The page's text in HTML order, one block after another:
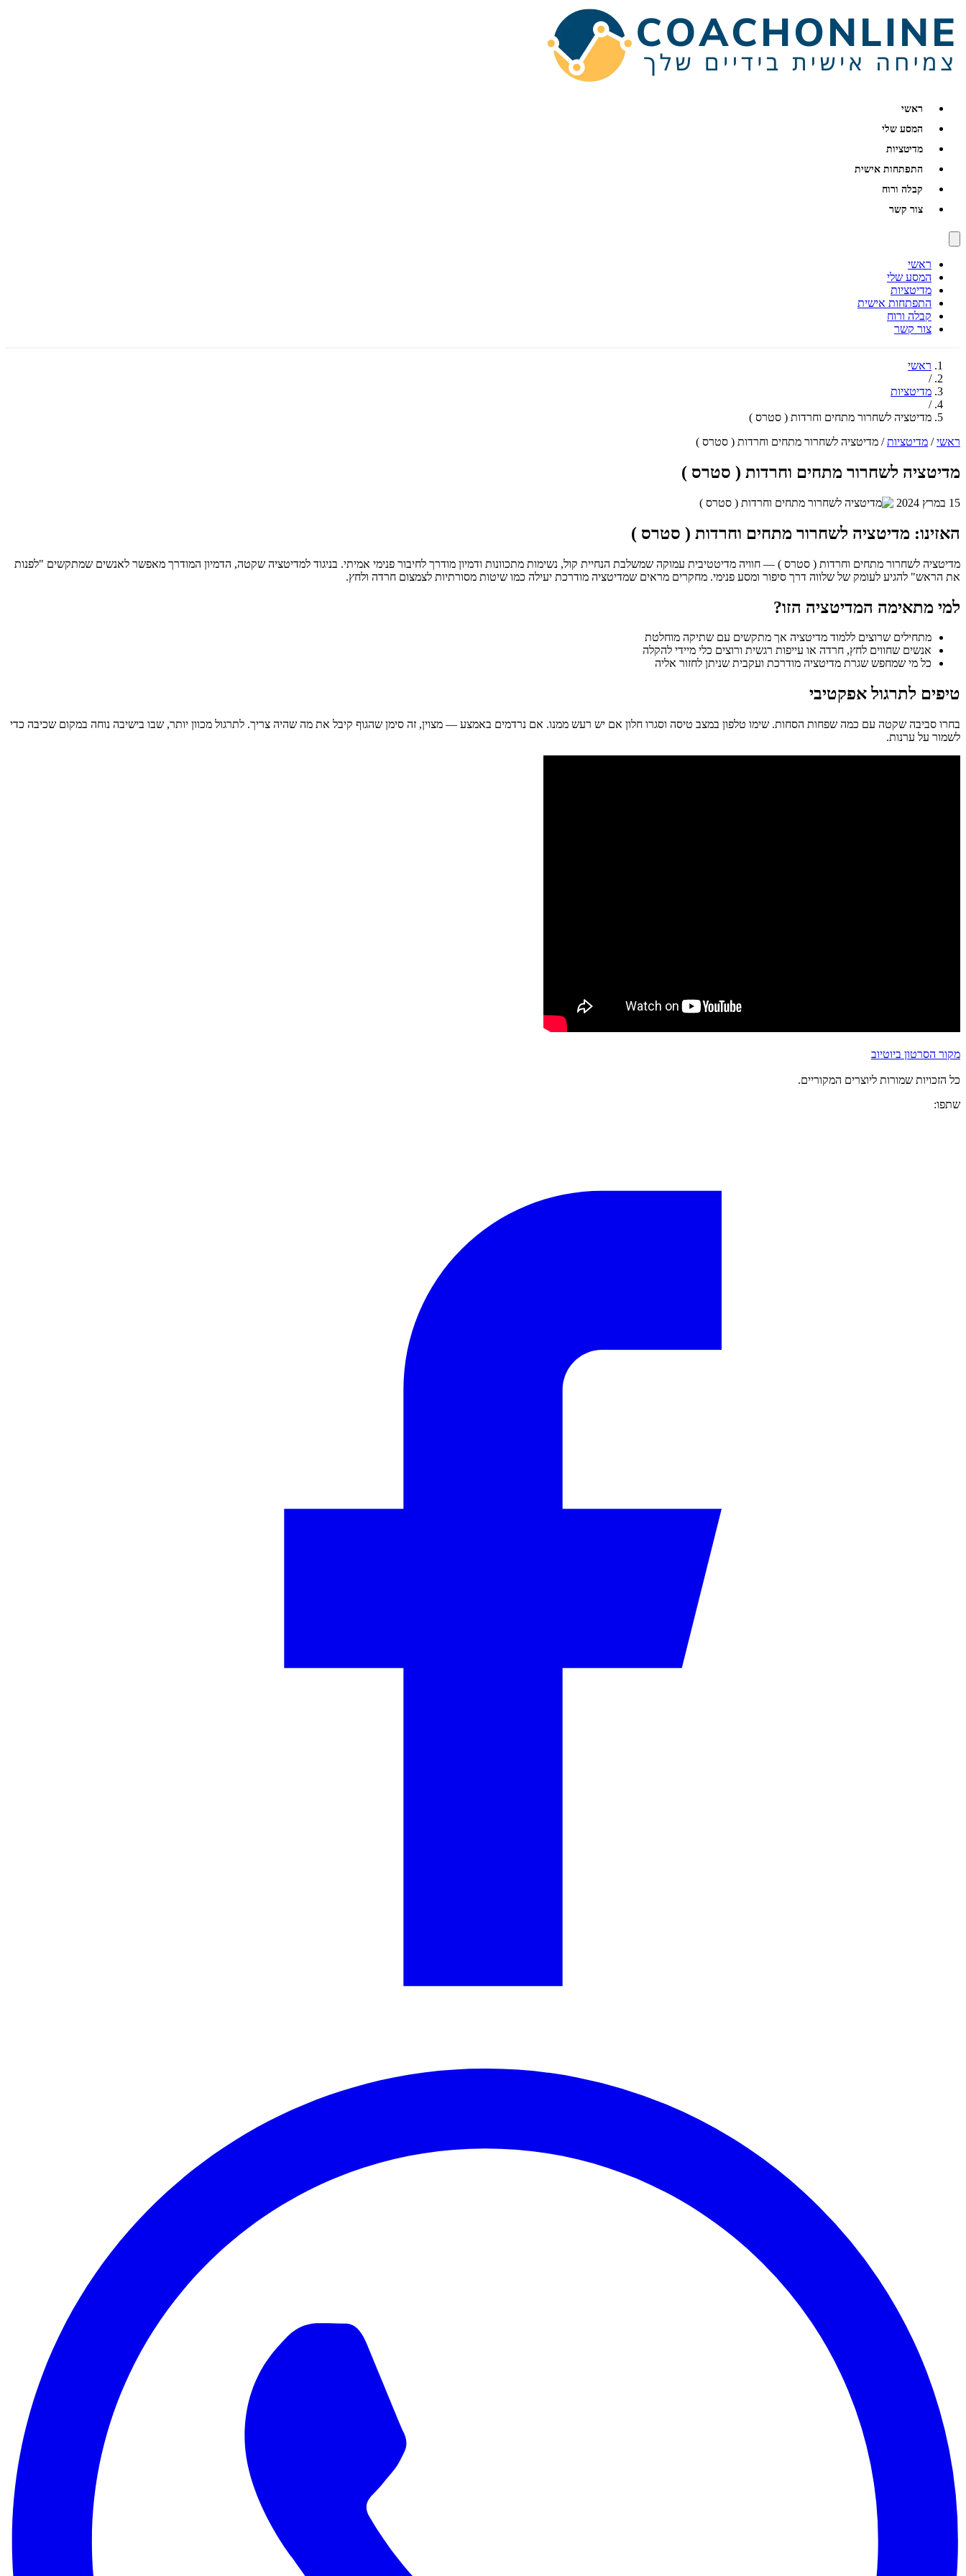
ראשי
המסע שלי
מדיטציות
התפתחות אישית
קבלה ורוח
צור קשר
ראשי
המסע שלי
מדיטציות
התפתחות אישית
קבלה ורוח
צור קשר
ראשי
/
מדיטציות
/
מדיטציה לשחרור מתחים וחרדות ( סטרס )
ראשי / מדיטציות / מדיטציה לשחרור מתחים וחרדות ( סטרס )
מדיטציה לשחרור מתחים וחרדות ( סטרס )
15 במרץ 2024
האזינו: מדיטציה לשחרור מתחים וחרדות ( סטרס )
מדיטציה לשחרור מתחים וחרדות ( סטרס ) — חוויה מדיטטיבית עמוקה שמשלבת הנחיית קול, נשימות מתכוונות ודמיון מודרך לחיבור פנימי אמיתי. בניגוד למדיטציה שקטה, הדמיון המודרך מאפשר לאנשים שמתקשים "לפנות
את הראש" להגיע לעומק של שלווה דרך סיפור ומסע פנימי. מחקרים מראים שמדיטציה מודרכת יעילה כמו שיטות מסורתיות לצמצום חרדה ולחץ.
למי מתאימה המדיטציה הזו?
מתחילים שרוצים ללמוד מדיטציה אך מתקשים עם שתיקה מוחלטת
אנשים שחווים לחץ, חרדה או עייפות רגשית ורוצים כלי מיידי להקלה
כל מי שמחפש שגרת מדיטציה מודרכת ועקבית שניתן לחזור אליה
טיפים לתרגול אפקטיבי
בחרו סביבה שקטה עם כמה שפחות הסחות. שימו טלפון במצב טיסה וסגרו חלון אם יש רעש ממנו. אם נרדמים באמצע — מצוין, זה סימן שהגוף קיבל את מה שהיה צריך. לתרגול מכוון יותר, שבו בישיבה נוחה במקום שכיבה כדי
לשמור על ערנות.
מקור הסרטון ביוטיוב
כל הזכויות שמורות ליוצרים המקוריים.
שתפו: